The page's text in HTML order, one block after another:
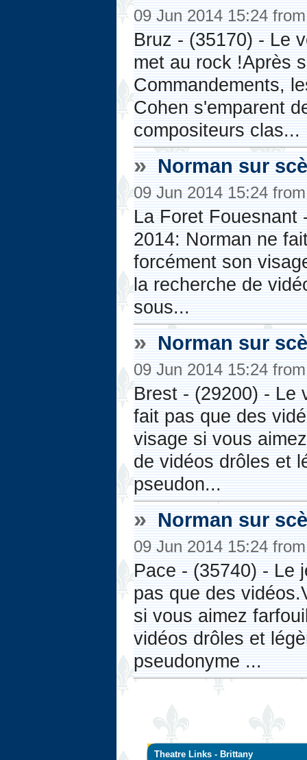
09 Jun 2014 15:24
Bruz - (35170) - Le
met au rock !Après
Commandements,
Cohen s'emparent
compositeurs clas...
» Norman sur
09 Jun 2014 15:24
La Foret Fouesnant
2014: Norman ne
forcément son
la recherche de
sous...
» Norman sur
09 Jun 2014 15:24
Brest - (29200) - Le
fait pas que des
visage si vous
de vidéos drôles et
pseudon...
» Norman sur
09 Jun 2014 15:24
Pace - (35740) - Le
pas que des
si vous aimez
vidéos drôles et
pseudonyme ...
Theatre Links - Brittany